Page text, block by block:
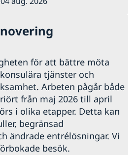
för att bättre möta
tjänster och
Arbeten pågår både
från maj 2026 till april
i olika etapper. Detta kan
begränsad
ändrade entrélösningar. Vi
besök.